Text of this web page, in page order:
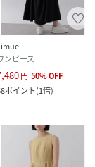
ンピース
円 50%OFF
ポイント(1倍)